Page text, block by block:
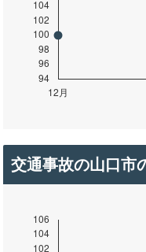
交通事故の山口市